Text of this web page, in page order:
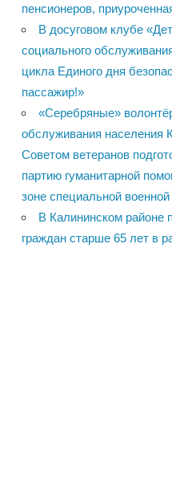
пенсионеров,
В досуговом клубе
социального
цикла Единого дня
пассажир!»
«Серебряные»
обслуживания населения
Советом ветеранов
партию гуманитарной
зоне специальной
В Калининском районе
граждан старше 65 лет в